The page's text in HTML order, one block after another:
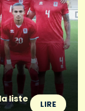
liste
LIRE